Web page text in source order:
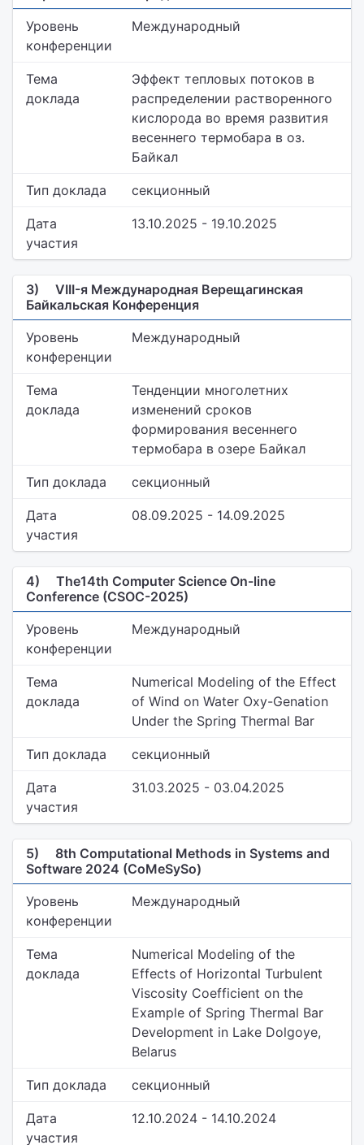
Уровень
конференции
Международный
Тема
доклада
Эффект тепловых потоков в
распределении растворенного
кислорода во время развития
весеннего термобара в оз.
Байкал
Тип доклада секционный
Дата
участия
13.10.2025 - 19.10.2025
3)
VIII-я Международная Верещагинская
Байкальская Конференция
Уровень
конференции
Международный
Тема
доклада
Тенденции многолетних
изменений сроков
формирования весеннего
термобара в озере Байкал
Тип доклада секционный
Дата
участия
08.09.2025 - 14.09.2025
4)
The14th Computer Science On-line
Conference (CSOC-2025)
Уровень
конференции
Международный
Тема
доклада
Numerical Modeling of the Effect
of Wind on Water Oxy-Genation
Under the Spring Thermal Bar
Тип доклада секционный
Дата
участия
31.03.2025 - 03.04.2025
5)
8th Computational Methods in Systems and
Software 2024 (CoMeSySo)
Уровень
конференции
Международный
Тема
доклада
Numerical Modeling of the
Effects of Horizontal Turbulent
Viscosity Coefficient on the
Example of Spring Thermal Bar
Development in Lake Dolgoye,
Belarus
Тип доклада секционный
Дата
участия
12.10.2024 - 14.10.2024